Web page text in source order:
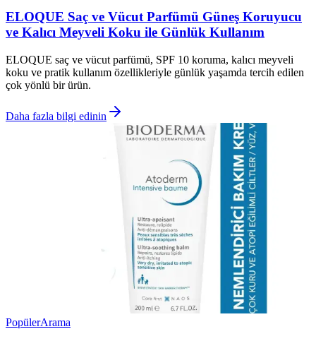
ELOQUE Saç ve Vücut Parfümü Güneş Koruyucu
ve Kalıcı Meyveli Koku ile Günlük Kullanım
ELOQUE saç ve vücut parfümü, SPF 10 koruma, kalıcı meyveli
koku ve pratik kullanım özellikleriyle günlük yaşamda tercih edilen
çok yönlü bir ürün.
Daha fazla bilgi edinin
PopülerArama